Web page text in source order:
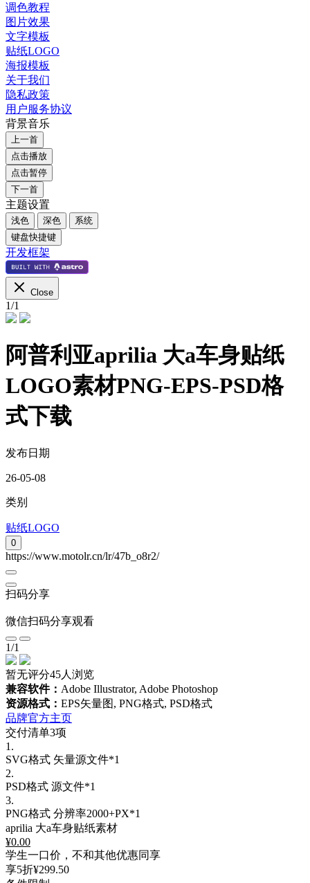
调色教程
图片效果
文字模板
贴纸LOGO
海报模板
关于我们
隐私政策
用户服务协议
背景音乐
上一首
点击播放
点击暂停
下一首
主题设置
浅色 深色
系统
键盘快捷键
开发框架
Close
1/1
阿普利亚aprilia 大a车身贴纸
LOGO素材PNG-EPS-PSD格
式下载
发布日期
26-05-08
类别
贴纸LOGO
0
https://www.motolr.cn/lr/47b_o8r2/
扫码分享
微信扫码分享观看
1/1
暂无评分45人浏览
兼容软件： Adobe Illustrator, Adobe Photoshop
资源格式： EPS矢量图, PNG格式, PSD格式
品牌官方主页
交付清单3项
1.
SVG格式 矢量源文件*1
2.
PSD格式 源文件*1
3.
PNG格式 分辨率2000+PX*1
aprilia 大a车身贴纸素材
¥0.00
学生一口价，不和其他优惠同享
享5折¥299.50